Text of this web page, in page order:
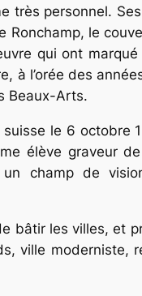
très personnel.
Ronchamp, le
qui ont
à l’orée des
Beaux-Arts.
le 6 octobre
élève graveur de
champ de
bâtir les villes, et
ville moderniste,